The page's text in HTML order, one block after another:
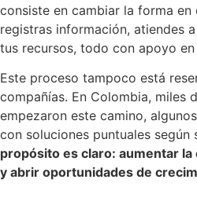
consiste en cambiar la forma en
registras información, atiendes
tus recursos, todo con apoyo
Este proceso tampoco está
compañías. En Colombia, miles
empezaron este camino,
con soluciones puntuales según
propósito es claro: aumentar
y abrir oportunidades de